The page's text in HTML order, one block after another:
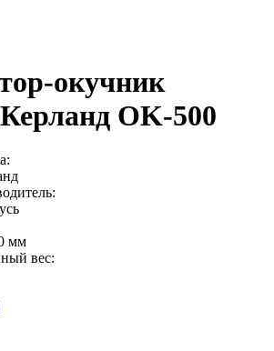
окучник
OK-500
мм
вес: